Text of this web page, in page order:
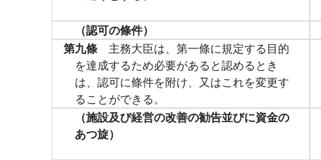
（認可の條件）
第九條 主務大臣は、第一條に規定する目的
を達成するため必要があると認めるとき
は、認可に條件を附け、又はこれを変更す
ることができる。
（施設及び経営の改善の勧告並びに資金の
あつ旋）